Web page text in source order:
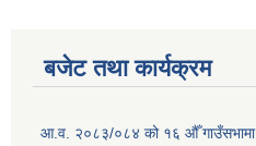
बजेट तथा कार्यक्रम
आ.व. २०८३/०८४ को १६ औँ गाउँसभामा